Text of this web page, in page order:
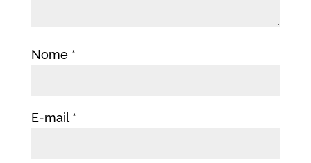
Nome *
E-mail *